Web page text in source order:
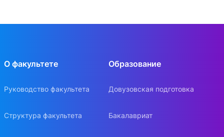
О факультете
Руководство факультета
Структура факультета
Образование
Довузовская подготовка
Бакалавриат